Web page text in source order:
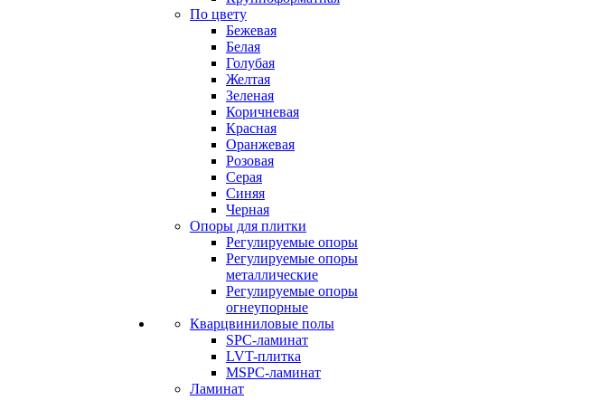
По цвету
Бежевая
Белая
Голубая
Желтая
Зеленая
Коричневая
Красная
Оранжевая
Розовая
Серая
Синяя
Черная
Опоры для плитки
Регулируемые опоры
Регулируемые опоры
металлические
Регулируемые опоры
огнеупорные
Кварцвиниловые полы
SPC-ламинат
LVT-плитка
MSPC-ламинат
Ламинат